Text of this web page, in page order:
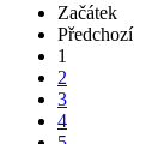
Začátek
Předchozí
1
2
3
4